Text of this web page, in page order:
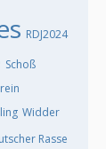
RDJ2024
Schoß
Widder
Rasse